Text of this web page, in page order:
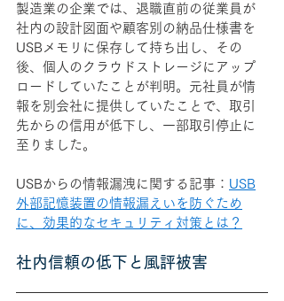
製造業の企業では、退職直前の従業員が
社内の設計図面や顧客別の納品仕様書を
USBメモリに保存して持ち出し、その
後、個人のクラウドストレージにアップ
ロードしていたことが判明。元社員が情
報を別会社に提供していたことで、取引
先からの信用が低下し、一部取引停止に
至りました。
USBからの情報漏洩に関する記事： USB
外部記憶装置の情報漏えいを防ぐため
に、効果的なセキュリティ対策とは？
社内信頼の低下と風評被害